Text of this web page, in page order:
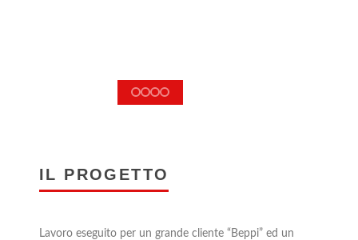
IL PROGETTO
Lavoro eseguito per un grande cliente “Beppi” ed un